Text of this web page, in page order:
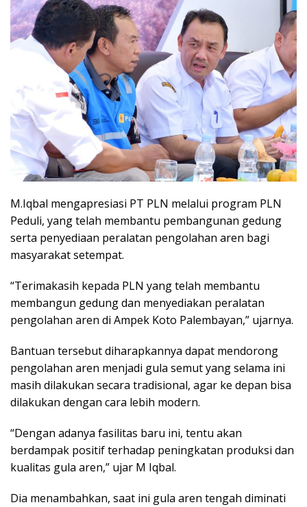
M.Iqbal mengapresiasi PT PLN melalui program PLN
Peduli, yang telah membantu pembangunan gedung
serta penyediaan peralatan pengolahan aren bagi
masyarakat setempat.
“Terimakasih kepada PLN yang telah membantu
membangun gedung dan menyediakan peralatan
pengolahan aren di Ampek Koto Palembayan,” ujarnya.
Bantuan tersebut diharapkannya dapat mendorong
pengolahan aren menjadi gula semut yang selama ini
masih dilakukan secara tradisional, agar ke depan bisa
dilakukan dengan cara lebih modern.
“Dengan adanya fasilitas baru ini, tentu akan
berdampak positif terhadap peningkatan produksi dan
kualitas gula aren,” ujar M Iqbal.
Dia menambahkan, saat ini gula aren tengah diminati